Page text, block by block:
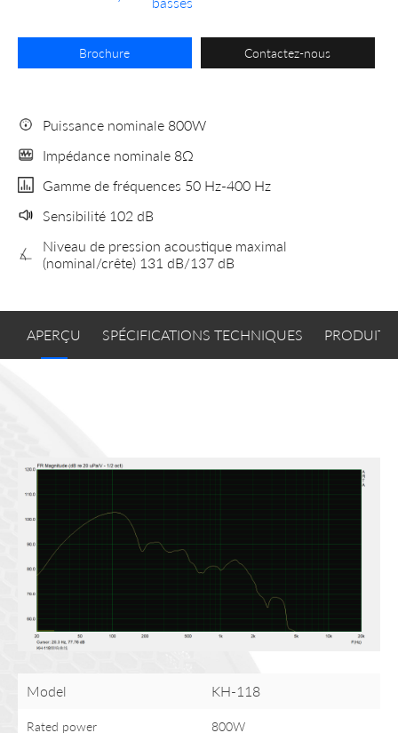
Brochure Contactez-nous
Puissance nominale 800W
Impédance nominale 8Ω
Gamme de fréquences 50 Hz-400 Hz
Sensibilité 102 dB
Niveau de pression acoustique maximal
(nominal/crête) 131 dB/137 dB
APERÇU SPÉCIFICATIONS TECHNIQUES
Model KH-118
Rated power 800W